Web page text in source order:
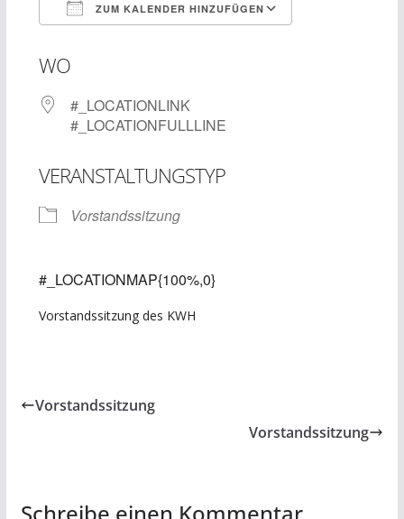
ZUM KALENDER HINZUFÜGEN
WO
#_LOCATIONLINK
#_LOCATIONFULLLINE
VERANSTALTUNGSTYP
Vorstandssitzung
#_LOCATIONMAP{100%,0}
Vorstandssitzung des KWH
Vorstandssitzung
Vorstandssitzung
Schreibe einen Kommentar